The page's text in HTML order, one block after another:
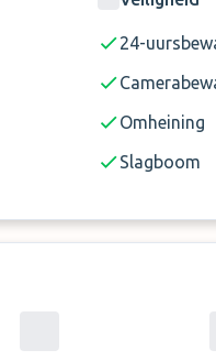
24-
Omheining
Slagboom